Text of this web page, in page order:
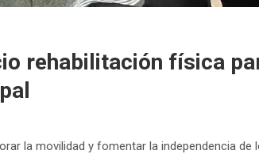
rehabilitación física
la movilidad y fomentar la independencia de